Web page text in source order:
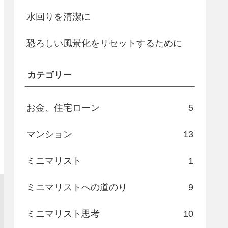
水回りを清潔に
恐ろしい風景化をリセットするために
カテゴリー
お金、住宅ローン 5
マンション 13
ミニマリスト 1
ミニマリストへの道のり 9
ミニマリスト思考 10